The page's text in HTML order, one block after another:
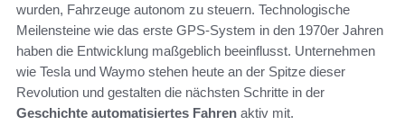
wurden, Fahrzeuge autonom zu steuern. Technologische
Meilensteine wie das erste GPS-System in den 1970er Jahren
haben die Entwicklung maßgeblich beeinflusst. Unternehmen
wie Tesla und Waymo stehen heute an der Spitze dieser
Revolution und gestalten die nächsten Schritte in der
Geschichte automatisiertes Fahren aktiv mit.